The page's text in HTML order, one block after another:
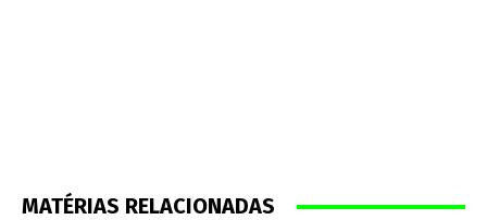
MATÉRIAS RELACIONADAS